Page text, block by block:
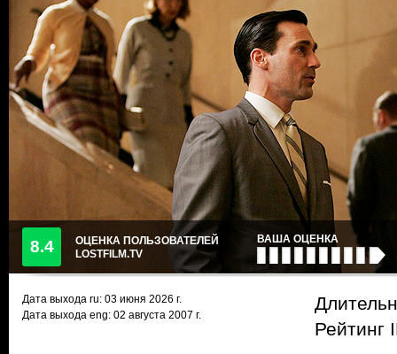
8.4
ОЦЕНКА ПОЛЬЗОВАТЕЛЕЙ
LOSTFILM.TV
ВАША ОЦЕНКА
Дата выхода ru: 03 июня 2026 г.
Дата выхода eng: 02 августа 2007 г.
Рейтинг